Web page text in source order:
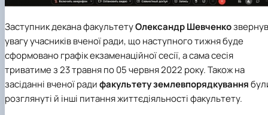
Заступник декана факультетуОлександр Шевченкозвернув
увагу учасників вченої ради, що наступного тижня буде
сформовано графік екзаменаційної сесії, а сама сесія
триватимез 23 травня по 05 червня 2022 року. Також на
засіданні вченої радифакультету землевпорядкування
розглянуті й інші питання життєдіяльності факультету.